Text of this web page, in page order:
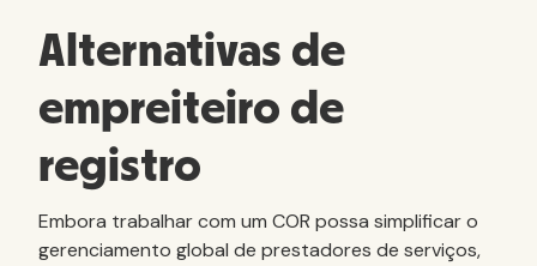
Alternativas de
empreiteiro de
registro
Embora trabalhar com um COR possa simplificar o
gerenciamento global de prestadores de serviços,